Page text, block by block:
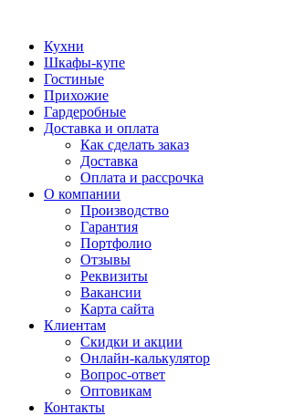
Кухни
Шкафы-купе
Гостиные
Прихожие
Гардеробные
Доставка и оплата
Как сделать заказ
Доставка
Оплата и рассрочка
О компании
Производство
Гарантия
Портфолио
Отзывы
Реквизиты
Вакансии
Карта сайта
Клиентам
Скидки и акции
Онлайн-калькулятор
Вопрос-ответ
Оптовикам
Контакты